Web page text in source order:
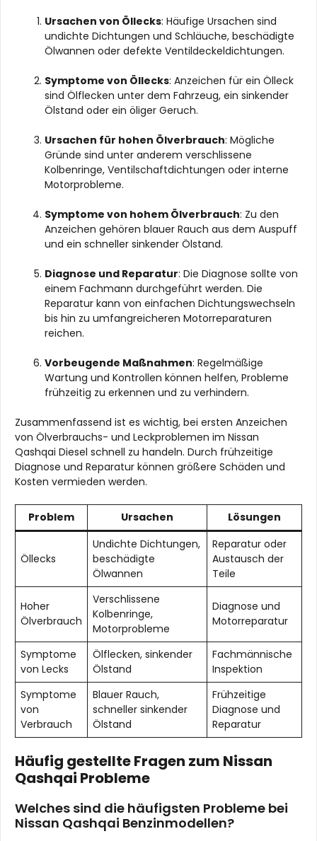
Ursachen von Öllecks: Häufige Ursachen sind
undichte Dichtungen und Schläuche, beschädigte
Ölwannen oder defekte Ventildeckeldichtungen.
Symptome von Öllecks: Anzeichen für ein Ölleck
sind Ölflecken unter dem Fahrzeug, ein sinkender
Ölstand oder ein öliger Geruch.
Ursachen für hohen Ölverbrauch: Mögliche
Gründe sind unter anderem verschlissene
Kolbenringe, Ventilschaftdichtungen oder interne
Motorprobleme.
Symptome von hohem Ölverbrauch: Zu den
Anzeichen gehören blauer Rauch aus dem Auspuff
und ein schneller sinkender Ölstand.
Diagnose und Reparatur: Die Diagnose sollte von
einem Fachmann durchgeführt werden. Die
Reparatur kann von einfachen Dichtungswechseln
bis hin zu umfangreicheren Motorreparaturen
reichen.
Vorbeugende Maßnahmen: Regelmäßige
Wartung und Kontrollen können helfen, Probleme
frühzeitig zu erkennen und zu verhindern.
Zusammenfassend ist es wichtig, bei ersten Anzeichen
von Ölverbrauchs- und Leckproblemen im Nissan
Qashqai Diesel schnell zu handeln. Durch frühzeitige
Diagnose und Reparatur können größere Schäden und
Kosten vermieden werden.
Problem Ursachen Lösungen
Öllecks
Undichte Dichtungen,
beschädigte
Ölwannen
Reparatur oder
Austausch der
Teile
Hoher
Ölverbrauch
Verschlissene
Kolbenringe,
Motorprobleme
Diagnose und
Motorreparatur
Symptome
von Lecks
Ölflecken, sinkender
Ölstand
Fachmännische
Inspektion
Symptome
von
Verbrauch
Blauer Rauch,
schneller sinkender
Ölstand
Frühzeitige
Diagnose und
Reparatur
Häufig gestellte Fragen zum Nissan
Qashqai Probleme
Welches sind die häufigsten Probleme bei
Nissan Qashqai Benzinmodellen?